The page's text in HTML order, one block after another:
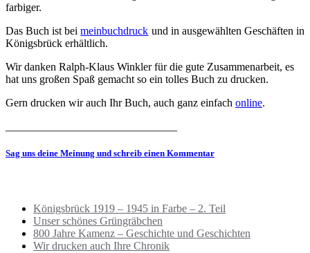
farbiger.
Das Buch ist beimeinbuchdruck und in ausgewählten Geschäften in
Königsbrück erhältlich.
Wir danken Ralph-Klaus Winkler für die gute Zusammenarbeit, es
hat uns großen Spaß gemacht so ein tolles Buch zu drucken.
Gern drucken wir auch Ihr Buch, auch ganz einfach online.
Sag uns deine Meinung und schreib einen Kommentar
Königsbrück 1919 – 1945 in Farbe – 2. Teil
Unser schönes Grüngräbchen
800 Jahre Kamenz – Geschichte und Geschichten
Wir drucken auch Ihre Chronik